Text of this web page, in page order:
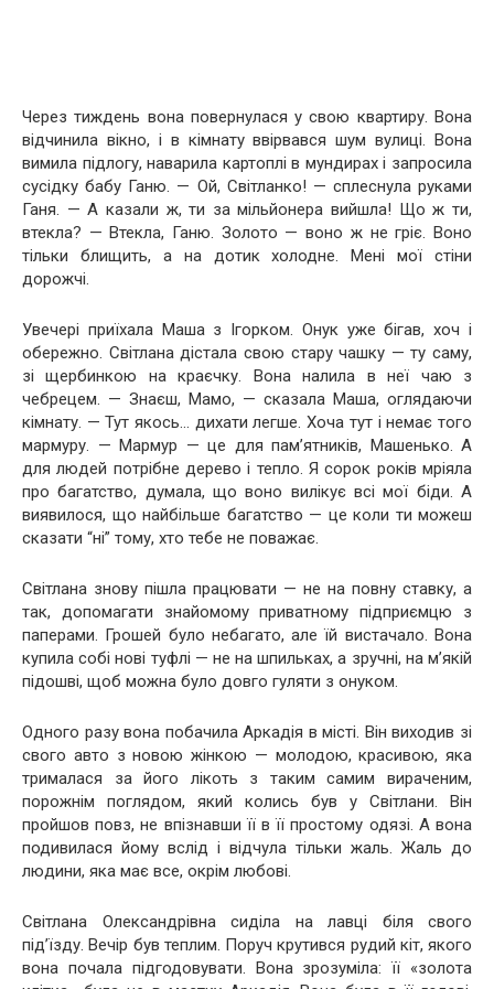
Через тиждень вона повернулася у свою квартиру. Вона
відчинила вікно, і в кімнату ввірвався шум вулиці. Вона
вимила підлогу, наварила картоплі в мундирах і запросила
сусідку бабу Ганю. — Ой, Світланко! — сплеснула руками
Ганя. — А казали ж, ти за мільйонера вийшла! Що ж ти,
втекла? — Втекла, Ганю. Золото — воно ж не гріє. Воно
тільки блищить, а на дотик холодне. Мені мої стіни
дорожчі.
Увечері приїхала Маша з Ігорком. Онук уже бігав, хоч і
обережно. Світлана дістала свою стару чашку — ту саму,
зі щербинкою на краєчку. Вона налила в неї чаю з
чебрецем. — Знаєш, Мамо, — сказала Маша, оглядаючи
кімнату. — Тут якось… дихати легше. Хоча тут і немає того
мармуру. — Мармур — це для пам’ятників, Машенько. А
для людей потрібне дерево і тепло. Я сорок років мріяла
про багатство, думала, що воно вилікує всі мої біди. А
виявилося, що найбільше багатство — це коли ти можеш
сказати “ні” тому, хто тебе не поважає.
Світлана знову пішла працювати — не на повну ставку, а
так, допомагати знайомому приватному підприємцю з
паперами. Грошей було небагато, але їй вистачало. Вона
купила собі нові туфлі — не на шпильках, а зручні, на м’якій
підошві, щоб можна було довго гуляти з онуком.
Одного разу вона побачила Аркадія в місті. Він виходив зі
свого авто з новою жінкою — молодою, красивою, яка
трималася за його лікоть з таким самим вираченим,
порожнім поглядом, який колись був у Світлани. Він
пройшов повз, не впізнавши її в її простому одязі. А вона
подивилася йому вслід і відчула тільки жаль. Жаль до
людини, яка має все, окрім любові.
Світлана Олександрівна сиділа на лавці біля свого
під’їзду. Вечір був теплим. Поруч крутився рудий кіт, якого
вона почала підгодовувати. Вона зрозуміла: її «золота